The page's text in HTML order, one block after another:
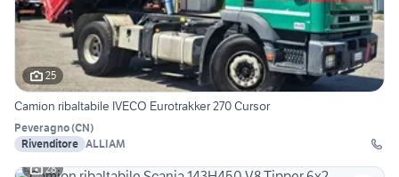
25
Camion ribaltabile IVECO Eurotrakker 270 Cursor
Peveragno(CN)
Rivenditore ALLIAM
28